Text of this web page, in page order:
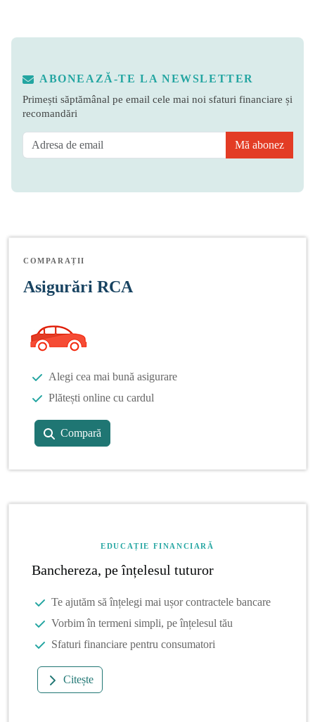
ABONEAZĂ-TE LA NEWSLETTER
Primești săptămânal pe email cele mai noi sfaturi financiare și
recomandări
Mă abonez
COMPARAȚII
Asigurări RCA
Alegi cea mai bună asigurare
Plătești online cu cardul
Compară
EDUCAȚIE FINANCIARĂ
Banchereza, pe înțelesul tuturor
Te ajutăm să înțelegi mai ușor contractele bancare
Vorbim în termeni simpli, pe înțelesul tău
Sfaturi financiare pentru consumatori
Citește